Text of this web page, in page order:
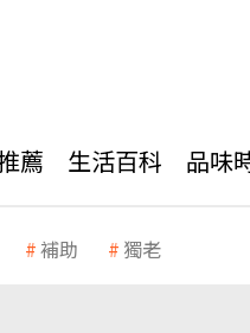
薦 生活百科 品味
補助 獨老